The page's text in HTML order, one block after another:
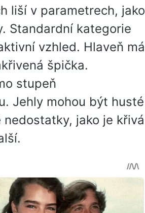
liší v parametrech, jako
Standardní kategorie
vzhled. Hlaveň má
špička.
stupeň
Jehly mohou být husté
jako je křivá